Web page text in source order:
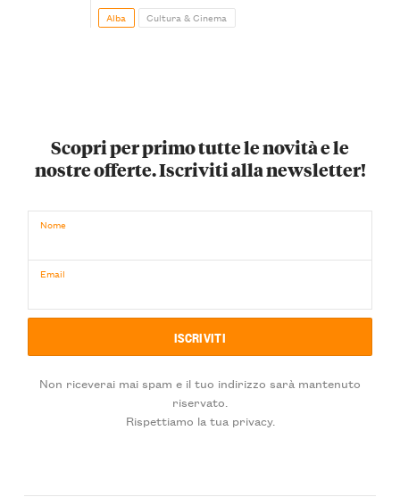
Alba Cultura & Cinema
Scopri per primo tutte le novità e le
nostre offerte. Iscriviti alla newsletter!
Nome
Email
Non riceverai mai spam e il tuo indirizzo sarà mantenuto
riservato.
Rispettiamo la tua privacy.